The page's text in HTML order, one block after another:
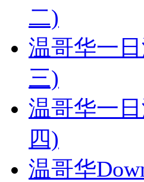
二)
温哥华一
三)
温哥华一
四)
温哥华